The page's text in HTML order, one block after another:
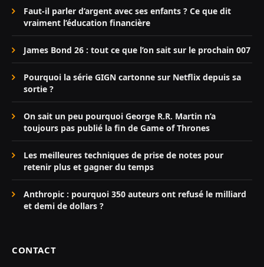
Faut-il parler d’argent avec ses enfants ? Ce que dit
vraiment l’éducation financière
James Bond 26 : tout ce que l’on sait sur le prochain 007
Pourquoi la série GIGN cartonne sur Netflix depuis sa
sortie ?
On sait un peu pourquoi George R.R. Martin n’a
toujours pas publié la fin de Game of Thrones
Les meilleures techniques de prise de notes pour
retenir plus et gagner du temps
Anthropic : pourquoi 350 auteurs ont refusé le milliard
et demi de dollars ?
CONTACT